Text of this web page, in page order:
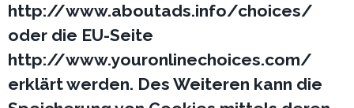
http://www.aboutads.info/choices/
oder die EU-Seite
http://www.youronlinechoices.com/
erklärt werden. Des Weiteren kann die